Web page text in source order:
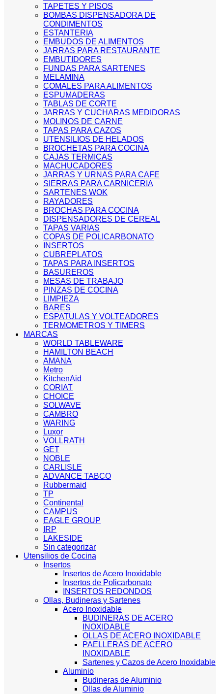
TAPETES Y PISOS
BOMBAS DISPENSADORA DE
CONDIMENTOS
ESTANTERIA
EMBUDOS DE ALIMENTOS
JARRAS PARA RESTAURANTE
EMBUTIDORES
FUNDAS PARA SARTENES
MELAMINA
COMALES PARA ALIMENTOS
ESPUMADERAS
TABLAS DE CORTE
JARRAS Y CUCHARAS MEDIDORAS
MOLINOS DE CARNE
TAPAS PARA CAZOS
UTENSILIOS DE HELADOS
BROCHETAS PARA COCINA
CAJAS TERMICAS
MACHUCADORES
JARRAS Y URNAS PARA CAFE
SIERRAS PARA CARNICERIA
SARTENES WOK
RAYADORES
BROCHAS PARA COCINA
DISPENSADORES DE CEREAL
TAPAS VARIAS
COPAS DE POLICARBONATO
INSERTOS
CUBREPLATOS
TAPAS PARA INSERTOS
BASUREROS
MESAS DE TRABAJO
PINZAS DE COCINA
LIMPIEZA
BARES
ESPATULAS Y VOLTEADORES
TERMOMETROS Y TIMERS
MARCAS
WORLD TABLEWARE
HAMILTON BEACH
AMANA
Metro
KitchenAid
CORIAT
CHOICE
SOLWAVE
CAMBRO
WARING
Luxor
VOLLRATH
GET
NOBLE
CARLISLE
ADVANCE TABCO
Rubbermaid
TP
Continental
CAMPUS
EAGLE GROUP
IRP
LAKESIDE
Sin categorizar
Utensilios de Cocina
Insertos
Insertos de Acero Inoxidable
Insertos de Policarbonato
INSERTOS REDONDOS
Ollas, Budineras y Sartenes
Acero Inoxidable
BUDINERAS DE ACERO
INOXIDABLE
OLLAS DE ACERO INOXIDABLE
PAELLERAS DE ACERO
INOXIDABLE
Sartenes y Cazos de Acero Inoxidable
Aluminio
Budineras de Aluminio
Ollas de Aluminio